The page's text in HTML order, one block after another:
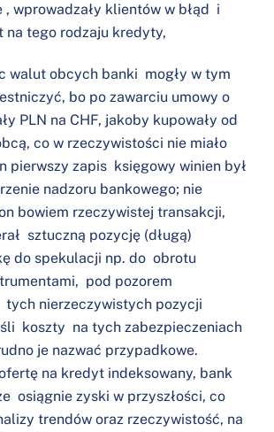
, wprowadzały klientów w błąd i
na tego rodzaju kredyty,
walut obcych banki mogły w tym
bo po zawarciu umowy o
PLN na CHF, jakoby kupowały od
co w rzeczywistości nie miało
pierwszy zapis księgowy winien był
nadzoru bankowego; nie
bowiem rzeczywistej transakcji,
sztuczną pozycję (długą)
do spekulacji np. do obrotu
pod pozorem
tych nierzeczywistych pozycji
koszty na tych zabezpieczeniach
je nazwać przypadkowe.
na kredyt indeksowany, bank
osiągnie zyski w przyszłości, co
trendów oraz rzeczywistość, na